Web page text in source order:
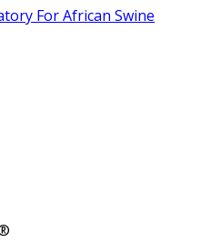
For African Swine